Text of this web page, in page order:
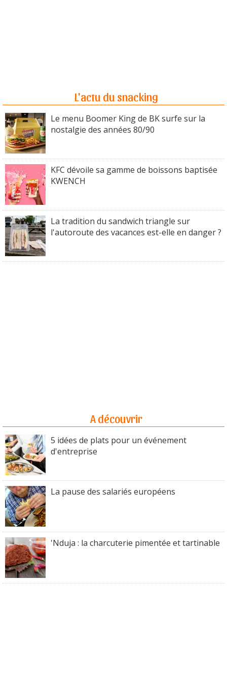
L'actu du snacking
Le menu Boomer King de BK surfe sur la
nostalgie des années 80/90
KFC dévoile sa gamme de boissons baptisée
KWENCH
La tradition du sandwich triangle sur
l'autoroute des vacances est-elle en danger ?
A découvrir
5 idées de plats pour un événement
d'entreprise
La pause des salariés européens
'Nduja : la charcuterie pimentée et tartinable